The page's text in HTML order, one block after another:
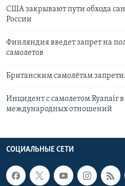
США закрывают пути обхода
России
Финляндия введет запрет на
самолетов
Британским самолётам
Инцидент с самолетом Ryanair в
международных отношений
СОЦИАЛЬНЫЕ СЕТИ